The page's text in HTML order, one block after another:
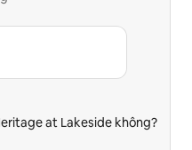
at Lakeside không?